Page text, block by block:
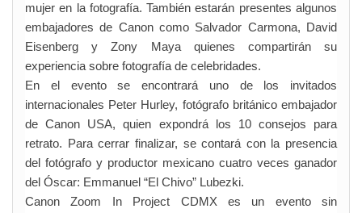
mujer en la fotografía. También estarán presentes algunos
embajadores de Canon como Salvador Carmona, David
Eisenberg y Zony Maya quienes compartirán su
experiencia sobre fotografía de celebridades.
En el evento se encontrará uno de los invitados
internacionales Peter Hurley, fotógrafo británico embajador
de Canon USA, quien expondrá los 10 consejos para
retrato. Para cerrar finalizar, se contará con la presencia
del fotógrafo y productor mexicano cuatro veces ganador
del Óscar: Emmanuel “El Chivo” Lubezki.
Canon Zoom In Project CDMX es un evento sin